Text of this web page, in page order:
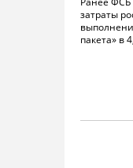
затраты
пакета» в